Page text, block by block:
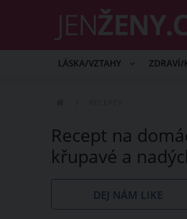
LÁSKA/VZTAHY ZDRAVÍ/
Recept na
křupavé a
DEJ NÁM LIKE